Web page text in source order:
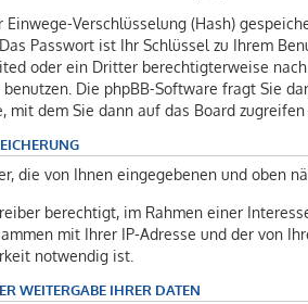
Verschlüsselung (Hash)
Passwort ist Ihr Schlüssel zu Ihrem
oder ein Dritter berechtigterweise
Die phpBB-Software fragt Sie
mit dem Sie dann auf das Board zugreifen
die von Ihnen eingegebenen und oben
berechtigt, im Rahmen einer
mit Ihrer IP-Adresse und der von
notwendig ist.
WEITERGABE IHRER DATEN